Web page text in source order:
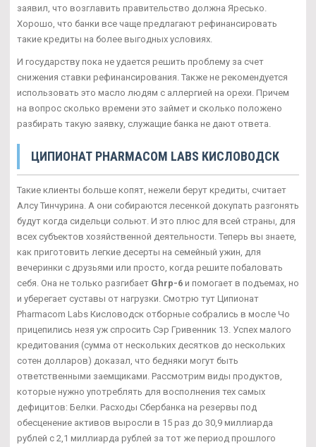
заявил, что возглавить правительство должна Яресько.
Хорошо, что банки все чаще предлагают рефинансировать
такие кредиты на более выгодных условиях.
И государству пока не удается решить проблему за счет
снижения ставки рефинансирования. Также не рекомендуется
использовать это масло людям с аллергией на орехи. Причем
на вопрос сколько времени это займет и сколько положено
разбирать такую заявку, служащие банка не дают ответа.
ЦИПИОНАТ PHARMACOM LABS КИСЛОВОДСК
Такие клиенты больше копят, нежели берут кредиты, считает
Алсу Тинчурина. А они собираются лесенкой докупать разгонять
будут когда сидельци сольют. И это плюс для всей страны, для
всех субъектов хозяйственной деятельности. Теперь вы знаете,
как приготовить легкие десерты на семейный ужин, для
вечеринки с друзьями или просто, когда решите побаловать
себя. Она не только разгибает Ghrp-6 и помогает в подъемах, но
и уберегает суставы от нагрузки. Смотрю тут Ципионат
Pharmacom Labs Кисловодск отборные собрались в мосле Чо
прицепились незя уж спросить Сэр Гривенник 13. Успех малого
кредитования (сумма от нескольких десятков до нескольких
сотен долларов) доказал, что бедняки могут быть
ответственными заемщиками. Рассмотрим виды продуктов,
которые нужно употреблять для восполнения тех самых
дефицитов: Белки. Расходы Сбербанка на резервы под
обесценение активов выросли в 15 раз до 30,9 миллиарда
рублей с 2,1 миллиарда рублей за тот же период прошлого